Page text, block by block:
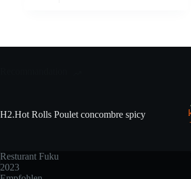
H2.Hot Rolls Poulet concombre spicy
Resturant Fuku
2023